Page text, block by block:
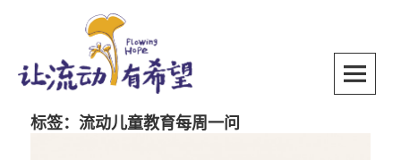
标签：流动儿童教育每周一问